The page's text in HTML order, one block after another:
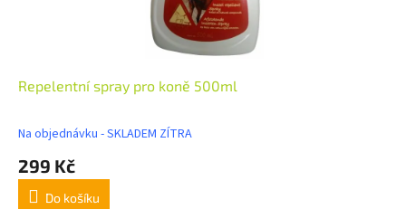
Repelentní spray pro koně 500ml
Na objednávku - SKLADEM ZÍTRA
299 Kč
Do košíku